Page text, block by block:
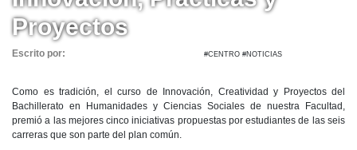
Proyectos
Escrito por: #CENTRO #NOTICIAS
Como es tradición, el curso de Innovación, Creatividad y Proyectos del
Bachillerato en Humanidades y Ciencias Sociales de nuestra Facultad,
premió a las mejores cinco iniciativas propuestas por estudiantes de las seis
carreras que son parte del plan común.